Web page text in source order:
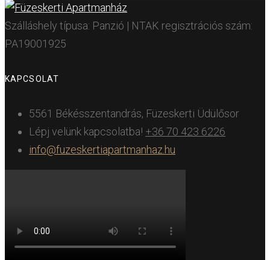
Szálláshely típusa: Panzió | NTAK regisztrációs szám:
PA19001925
KAPCSOLAT
5561 Békésszentandrás, Füzeskerti Üdülősor
Lépj velünk kapcsolatba! +36 70 423 6226
info@fuzeskertiapartmanhaz.hu